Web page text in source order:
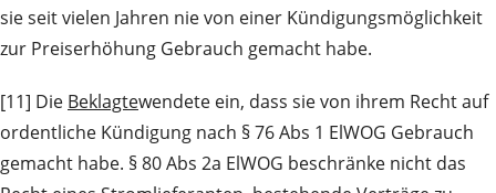
sie seit vielen Jahren nie von einer Kündigungsmöglichkeit
zur Preiserhöhung Gebrauch gemacht habe.
[11] Die Beklagtewendete ein, dass sie von ihrem Recht auf
ordentliche Kündigung nach § 76 Abs 1 ElWOG Gebrauch
gemacht habe. § 80 Abs 2a ElWOG beschränke nicht das